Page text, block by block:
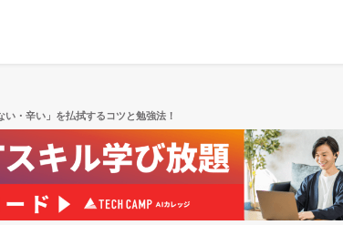
い・辛い」を払拭するコツと勉強法！